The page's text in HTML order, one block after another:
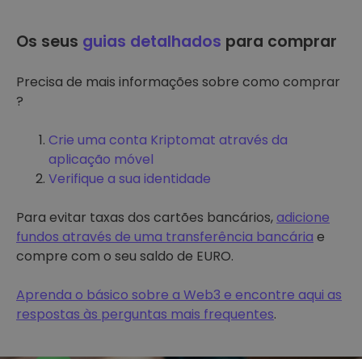
Os seus guias detalhados para comprar
Precisa de mais informações sobre como comprar
?
Crie uma conta Kriptomat através da
aplicação móvel
Verifique a sua identidade
Para evitar taxas dos cartões bancários,adicione
fundos através de uma transferência bancária e
compre com o seu saldo de EURO.
Aprenda o básico sobre a Web3 e encontre aqui as
respostas às perguntas mais frequentes.